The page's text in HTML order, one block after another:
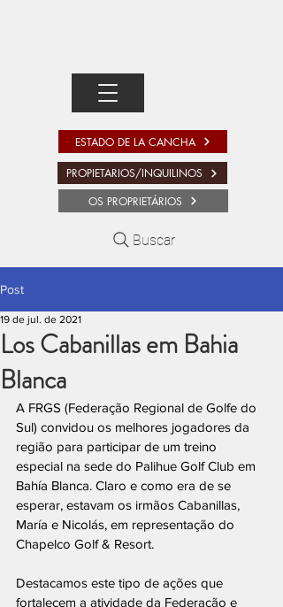
OS PROPRIETÁRIOS
ESTADO DE LA CANCHA
PROPIETARIOS/INQUILINOS
Buscar
Post
Los Cabanillas em Bahia
Blanca
19 de jul. de 2021
A FRGS (Federação Regional de Golfe do
Sul) convidou os melhores jogadores da
região para participar de um treino
especial na sede do Palihue Golf Club em
Bahía Blanca. Claro e como era de se
esperar, estavam os irmãos Cabanillas,
María e Nicolás, em representação do
Chapelco Golf & Resort.
Destacamos este tipo de ações que
fortalecem a atividade da Federação e